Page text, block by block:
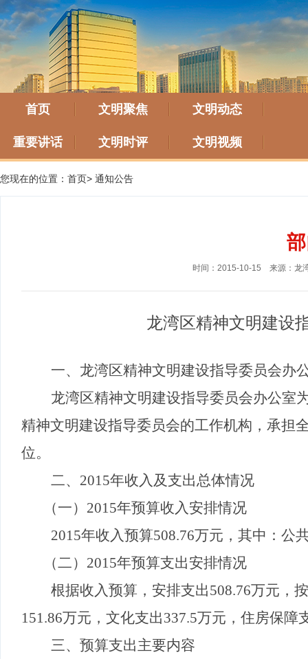
首页 文明聚焦 文明动态
重要讲话 文明时评 文明视频
您现在的位置： 首页> 通知公告
时间：2015-10-15 来源：龙
龙湾区精神文明建设
一、龙湾区精神文明建设指导委员会办
龙湾区精神文明建设指导委员会办公室
精神文明建设指导委员会的工作机构，承担
位。
二、 2015年收入及支出总体情况
（一） 2015年预算收入安排情况
2015年收入预算508.76万元，其中：公
（二） 2015年预算支出安排情况
根据收入预算，安排支出508.76万元，
151.86万元，文化支出337.5万元，住房保障
三、预算支出主要内容